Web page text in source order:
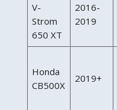
V-
Strom
650 XT
2016-
2019
Honda
CB500X
2019+